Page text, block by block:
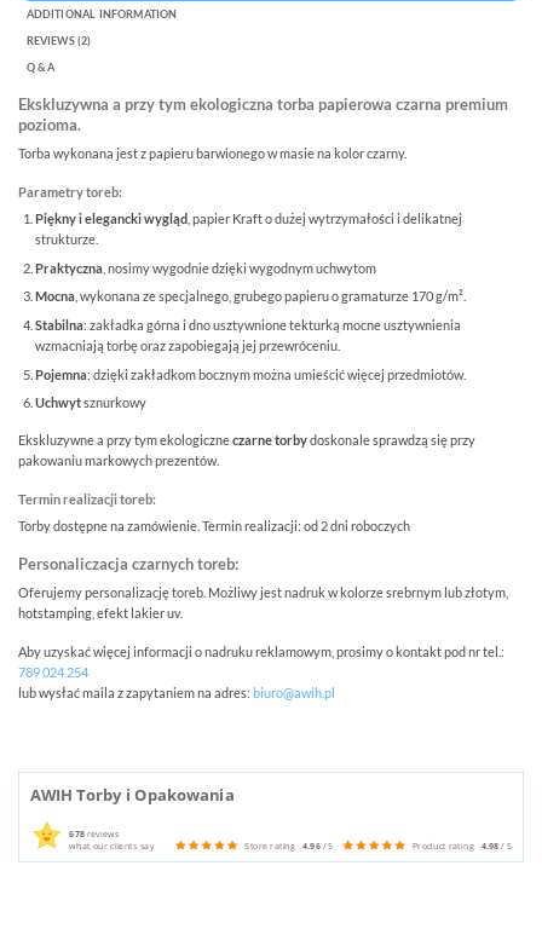
ADDITIONAL INFORMATION
REVIEWS (2)
Q & A
Ekskluzywna a przy tym ekologiczna torba papierowa czarna premium
pozioma.
Torba wykonana jest z papieru barwionego w masie na kolor czarny.
Parametry toreb:
Piękny i elegancki wygląd , papier Kraft o dużej wytrzymałości i delikatnej
strukturze.
Praktyczna , nosimy wygodnie dzięki wygodnym uchwytom
Mocna , wykonana ze specjalnego, grubego papieru o gramaturze 170 g/m².
Stabilna: zakładka górna i dno usztywnione tekturką mocne usztywnienia
wzmacniają torbę oraz zapobiegają jej przewróceniu.
Pojemna: dzięki zakładkom bocznym można umieścić więcej przedmiotów.
Uchwytsznurkowy
Ekskluzywne a przy tym ekologiczneczarne torbydoskonale sprawdzą się przy
pakowaniu markowych prezentów.
Termin realizacji toreb:
Torby dostępne na zamówienie. Termin realizacji: od 2 dni roboczych
Personaliczacja czarnych toreb:
Oferujemy personalizację toreb. Możliwy jest nadruk w kolorze srebrnym lub złotym,
hotstamping, efekt lakier uv.
Aby uzyskać więcej informacji o nadruku reklamowym, prosimy o kontakt pod nr tel.:
789 024 254
lub wysłać maila z zapytaniem na adres: biuro@awih.pl
AWIH Torby i Opakowania
678reviews
what our clients say
Store rating 4.96/ 5 Product rating 4.98/ 5